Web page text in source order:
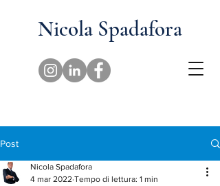
Nicola Spadafora
Post
Nicola Spadafora
4 mar 2022 Tempo di lettura: 1 min